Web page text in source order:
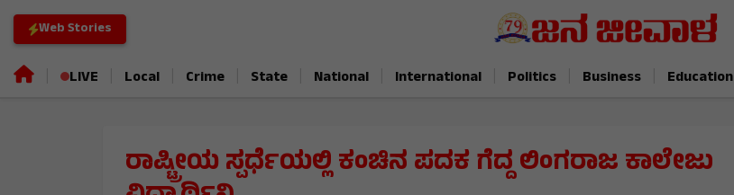
Web Stories
LIVE Local Crime State National International Politics Business Education
ರಾಷ್ಟ್ರೀಯ ಸ್ಪರ್ಧೆಯಲ್ಲಿ ಕಂಚಿನ ಪದಕ ಗೆದ್ದ ಲಿಂಗರಾಜ ಕಾಲೇಜು